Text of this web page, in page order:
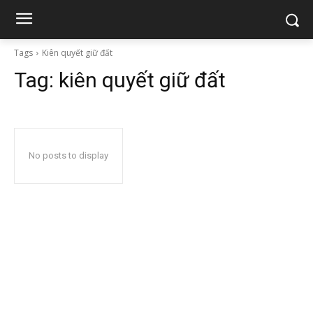
Tags Kiên quyết giữ đất
Tag: kiên quyết giữ đất
No posts to display